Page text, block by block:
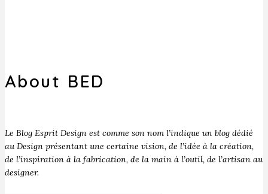
About BED
Le Blog Esprit Design est comme son nom l’indique un blog dédié
au Design présentant une certaine vision, de l’idée à la création,
de l’inspiration à la fabrication, de la main à l’outil, de l’artisan au
designer.